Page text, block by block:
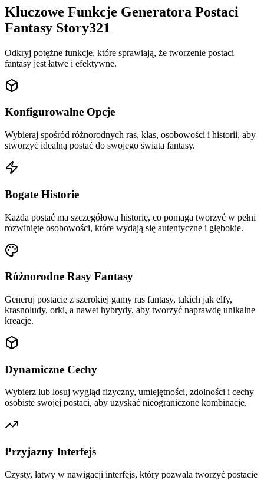
Kluczowe Funkcje Generatora Postaci
Fantasy Story321
Odkryj potężne funkcje, które sprawiają, że tworzenie postaci
fantasy jest łatwe i efektywne.
Konfigurowalne Opcje
Wybieraj spośród różnorodnych ras, klas, osobowości i historii, aby
stworzyć idealną postać do swojego świata fantasy.
Bogate Historie
Każda postać ma szczegółową historię, co pomaga tworzyć w pełni
rozwinięte osobowości, które wydają się autentyczne i głębokie.
Różnorodne Rasy Fantasy
Generuj postacie z szerokiej gamy ras fantasy, takich jak elfy,
krasnoludy, orki, a nawet hybrydy, aby tworzyć naprawdę unikalne
kreacje.
Dynamiczne Cechy
Wybierz lub losuj wygląd fizyczny, umiejętności, zdolności i cechy
osobiste swojej postaci, aby uzyskać nieograniczone kombinacje.
Przyjazny Interfejs
Czysty, łatwy w nawigacji interfejs, który pozwala tworzyć postacie